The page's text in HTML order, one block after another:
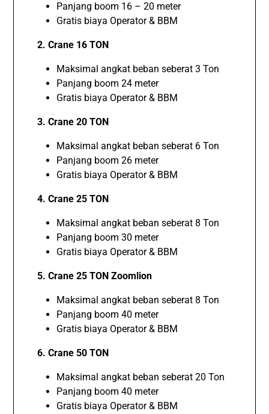
Panjang boom 16 – 20 meter
Gratis biaya Operator & BBM
2. Crane 16 TON
Maksimal angkat beban seberat 3 Ton
Panjang boom 24 meter
Gratis biaya Operator & BBM
3. Crane 20 TON
Maksimal angkat beban seberat 6 Ton
Panjang boom 26 meter
Gratis biaya Operator & BBM
4. Crane 25 TON
Maksimal angkat beban seberat 8 Ton
Panjang boom 30 meter
Gratis biaya Operator & BBM
5. Crane 25 TON Zoomlion
Maksimal angkat beban seberat 8 Ton
Panjang boom 40 meter
Gratis biaya Operator & BBM
6. Crane 50 TON
Maksimal angkat beban seberat 20 Ton
Panjang boom 40 meter
Gratis biaya Operator & BBM